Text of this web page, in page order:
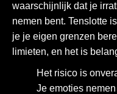
waarschijnlijk dat je
nemen bent. Tenslotte
je je eigen grenzen
limieten, en het is
Het risico is
Je emoties